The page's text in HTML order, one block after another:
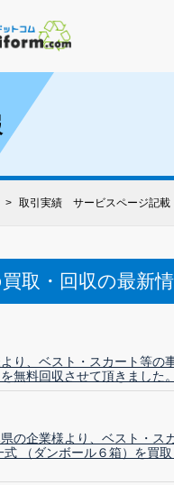
取引実績 サービスページ記載
取・回収の最新
り、ベスト・スカート等の
無料回収させて頂きました。
の企業様より、ベスト・ス
式 （ダンボール６箱）を買